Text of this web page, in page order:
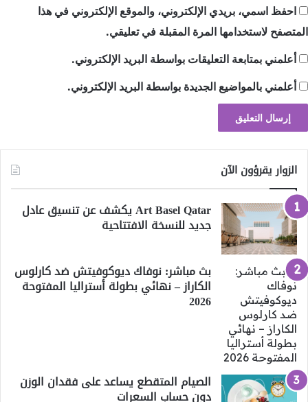
احفظ اسمي، بريدي الإلكتروني، والموقع الإلكتروني في هذا
المتصفح لاستخدامها المرة المقبلة في تعليقي.
أعلمني بمتابعة التعليقات بواسطة البريد الإلكتروني.
أعلمني بالمواضيع الجديدة بواسطة البريد الإلكتروني.
الزوار يقرؤون الآن
Art Basel Qatar يكشف عن تنسيق عادل
جديد للنسخة الافتتاحية
بث مباشر: نوفاك ديوكوفيتش ضد كارلوس
الكاراز – نهائي بطولة أستراليا المفتوحة
2026
الصيام المتقطع يساعد على فقدان الوزن
دون حساب السعرات